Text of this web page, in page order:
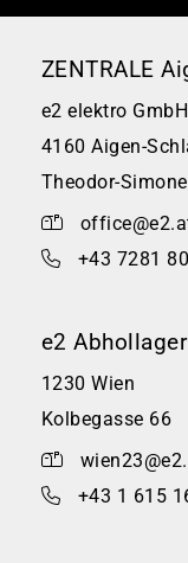
ZENTRALE
e2 elektro GmbH
4160 Aigen-
Theodor-
+43 7281
e2
1230 Wien
Kolbegasse 66
+43 1 615